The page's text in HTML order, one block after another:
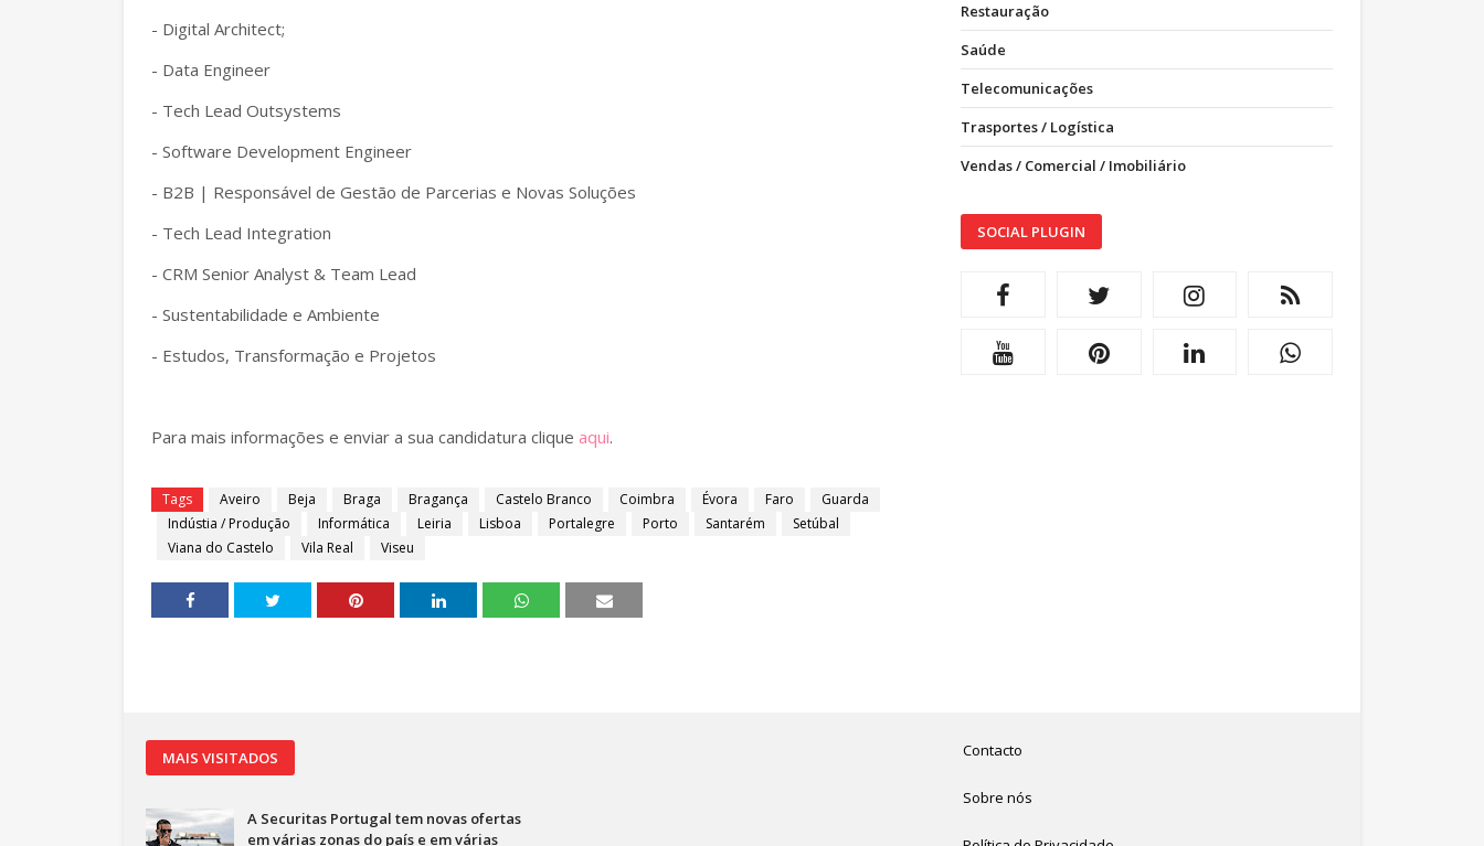
- Digital Architect;
- Data Engineer
- Tech Lead Outsystems
- Software Development Engineer
- B2B | Responsável de Gestão de Parcerias e Novas Soluções
- Tech Lead Integration
- CRM Senior Analyst & Team Lead
- Sustentabilidade e Ambiente
- Estudos, Transformação e Projetos
Para mais informações e enviar a sua candidatura clique aqui.
Tags Aveiro Beja Braga Bragança Castelo Branco Coimbra Évora Faro
Guarda
Indústia / Produção
Informática Leiria Lisboa Portalegre Porto Santarém
Setúbal
Viana do Castelo
Vila Real Viseu
Restauração
Saúde
Telecomunicações
Trasportes / Logística
Vendas / Comercial / Imobiliário
SOCIAL PLUGIN
MAIS VISITADOS
A Securitas Portugal tem novas ofertas
em várias zonas do país e em várias
Contacto
Sobre nós